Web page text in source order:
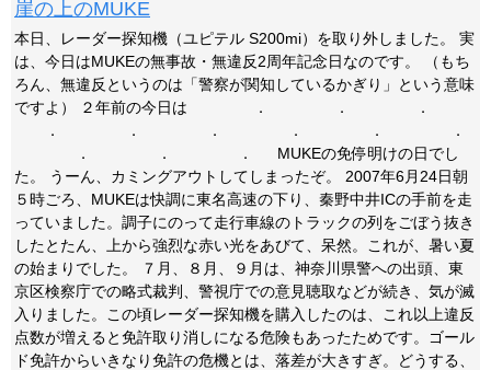
崖の上のMUKE
本日、レーダー探知機（ユピテル S200mi）を取り外しました。 実
は、今日はMUKEの無事故・無違反2周年記念日なのです。 （もち
ろん、無違反というのは「警察が関知しているかぎり」という意味
ですよ） ２年前の今日は ． ． ．
． ． ． ． ． ．
． ． ． MUKEの免停明けの日でし
た。 うーん、カミングアウトしてしまったぞ。 2007年6月24日朝
５時ごろ、MUKEは快調に東名高速の下り、秦野中井ICの手前を走
っていました。調子にのって走行車線のトラックの列をごぼう抜き
したとたん、上から強烈な赤い光をあびて、呆然。これが、暑い夏
の始まりでした。 ７月、８月、９月は、神奈川県警への出頭、東
京区検察庁での略式裁判、警視庁での意見聴取などが続き、気が滅
入りました。この頃レーダー探知機を購入したのは、これ以上違反
点数が増えると免許取り消しになる危険もあったためです。ゴール
ド免許からいきなり免許の危機とは、落差が大きすぎ。どうする、